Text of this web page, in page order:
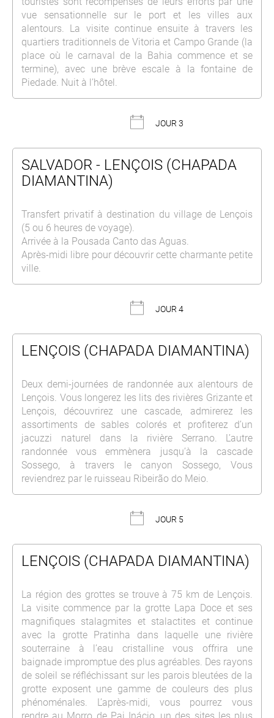
vue sensationnelle sur le port et les villes aux
alentours. La visite continue ensuite à travers les
quartiers traditionnels de Vitoria et Campo Grande (la
place où le carnaval de la Bahia commence et se
termine), avec une brève escale à la fontaine de
Piedade. Nuit à l’hôtel.
JOUR 3
SALVADOR - LENÇOIS (CHAPADA
DIAMANTINA)
Transfert privatif à destination du village de Lençois
(5 ou 6 heures de voyage).
Arrivée à la Pousada Canto das Aguas.
Après-midi libre pour découvrir cette charmante petite
ville.
JOUR 4
LENÇOIS (CHAPADA DIAMANTINA)
Deux demi-journées de randonnée aux alentours de
Lençois. Vous longerez les lits des rivières Grizante et
Lençois, découvrirez une cascade, admirerez les
assortiments de sables colorés et profiterez d’un
jacuzzi naturel dans la rivière Serrano. L’autre
randonnée vous emmènera jusqu’à la cascade
Sossego, à travers le canyon Sossego, Vous
reviendrez par le ruisseau Ribeirão do Meio.
JOUR 5
LENÇOIS (CHAPADA DIAMANTINA)
La région des grottes se trouve à 75 km de Lençois.
La visite commence par la grotte Lapa Doce et ses
magnifiques stalagmites et stalactites et continue
avec la grotte Pratinha dans laquelle une rivière
souterraine à l’eau cristalline vous offrira une
baignade impromptue des plus agréables. Des rayons
de soleil se réfléchissant sur les parois bleutées de la
grotte exposent une gamme de couleurs des plus
phénoménales. L’après-midi, vous pourrez vous